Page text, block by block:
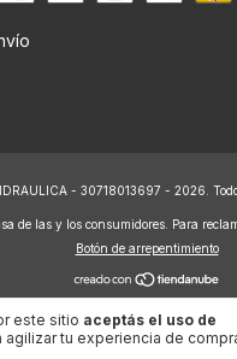
este sitio aceptás el uso de
agilizar tu experiencia de
- 30718013697 - 2026.
de las y los consumidores. Para
Botón de arrepentimiento